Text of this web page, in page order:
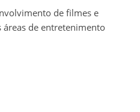
de filmes e
de entretenimento